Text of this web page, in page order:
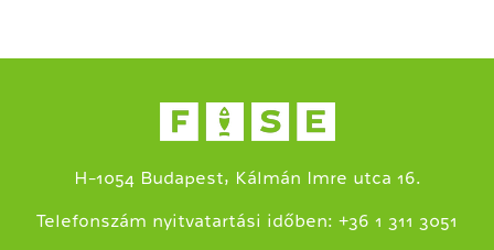
H-1054 Budapest, Kálmán Imre utca 16.
Telefonszám nyitvatartási időben: +36 1 311 3051